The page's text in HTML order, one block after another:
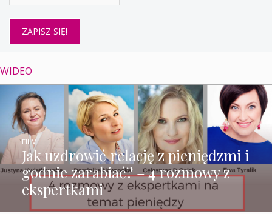
WIDEO
Jak uzdrowić relację z pieniędzmi i
godnie zarabiać? – 4 rozmowy z
ekspertkami
FILM